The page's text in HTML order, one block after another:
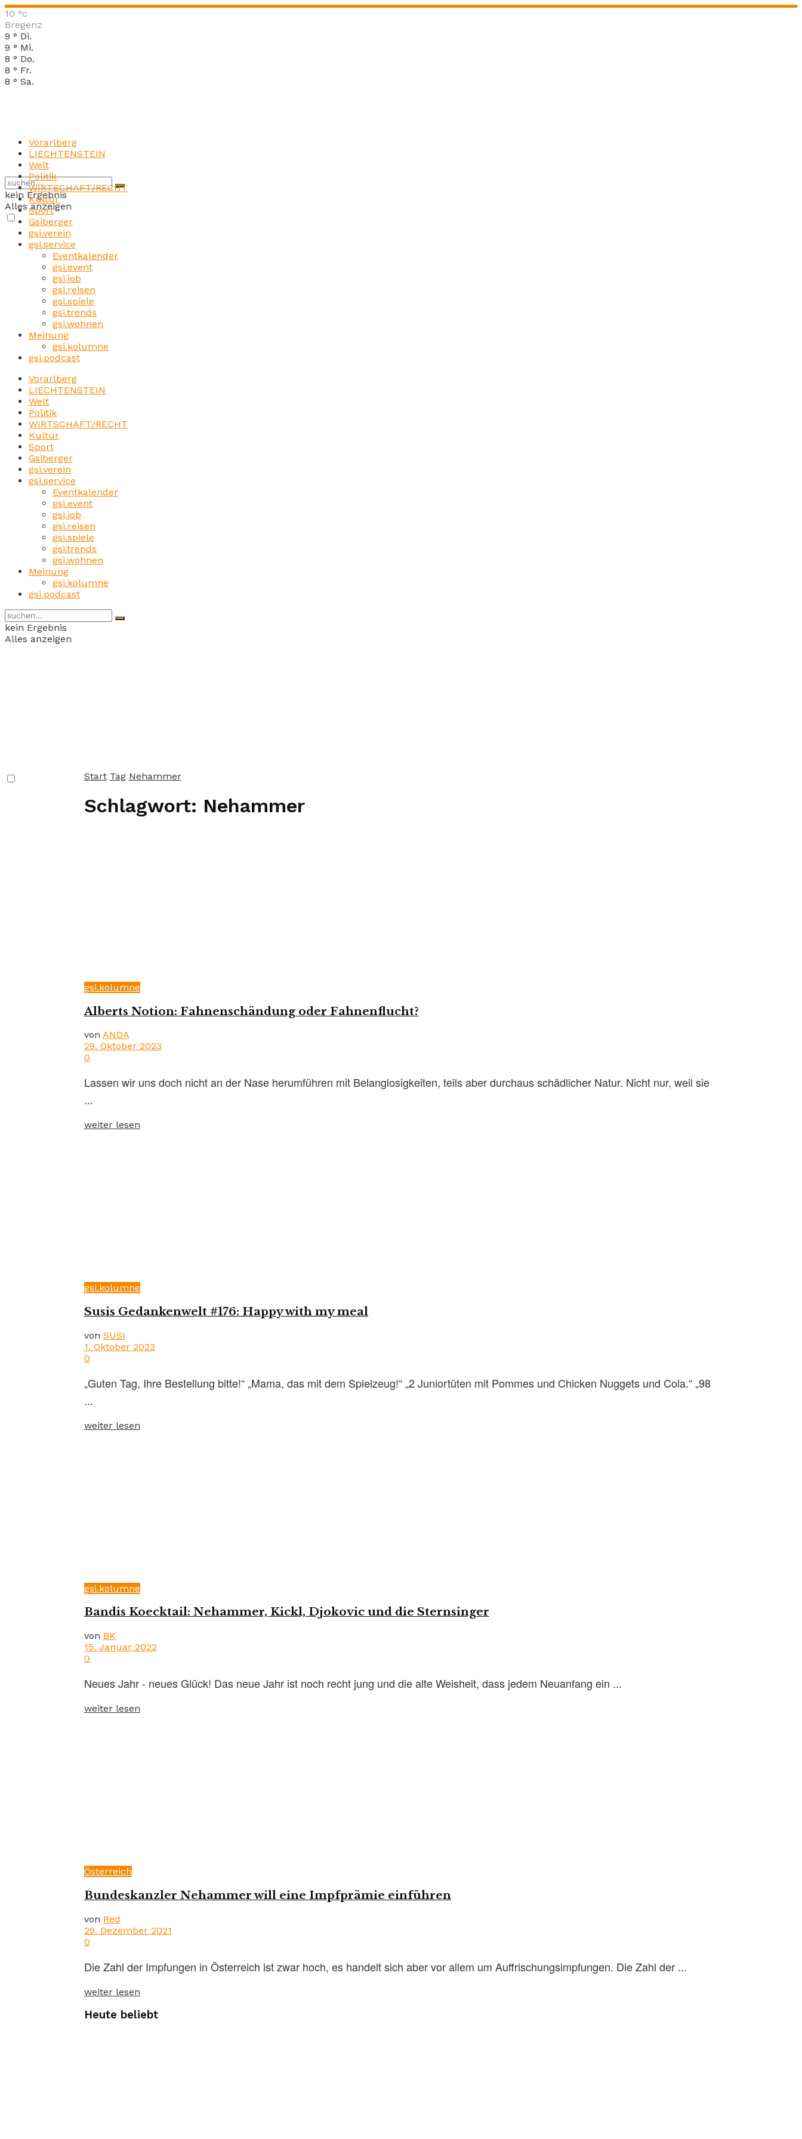
10 °c
Bregenz
9 ° Di.
9 ° Mi.
8 ° Do.
8 ° Fr.
8 ° Sa.
kein Ergebnis
Alles anzeigen
Vorarlberg
LIECHTENSTEIN
Welt
Politik
WIRTSCHAFT/RECHT
Kultur
Sport
Gsiberger
gsi.verein
gsi.service
Eventkalender
gsi.event
gsi.job
gsi.reisen
gsi.spiele
gsi.trends
gsi.wohnen
Meinung
gsi.kolumne
gsi.podcast
Vorarlberg
LIECHTENSTEIN
Welt
Politik
WIRTSCHAFT/RECHT
Kultur
Sport
Gsiberger
gsi.verein
gsi.service
Eventkalender
gsi.event
gsi.job
gsi.reisen
gsi.spiele
gsi.trends
gsi.wohnen
Meinung
gsi.kolumne
gsi.podcast
kein Ergebnis
Alles anzeigen
Start Tag Nehammer
Schlagwort: Nehammer
gsi.kolumne
Alberts Notion: Fahnenschändung oder Fahnenflucht?
von ANDA
29. Oktober 2023
0
Lassen wir uns doch nicht an der Nase herumführen mit Belanglosigkeiten, teils aber durchaus schädlicher Natur. Nicht nur, weil sie
...
weiter lesen
gsi.kolumne
Susis Gedankenwelt #176: Happy with my meal
von SUSI
1. Oktober 2023
0
„Guten Tag, Ihre Bestellung bitte!“ „Mama, das mit dem Spielzeug!“ „2 Juniortüten mit Pommes und Chicken Nuggets und Cola.“ „98
...
weiter lesen
gsi.kolumne
Bandis Koecktail: Nehammer, Kickl, Djokovic und die Sternsinger
von BK
15. Januar 2022
0
Neues Jahr - neues Glück! Das neue Jahr ist noch recht jung und die alte Weisheit, dass jedem Neuanfang ein ...
weiter lesen
Österreich
Bundeskanzler Nehammer will eine Impfprämie einführen
von Red
29. Dezember 2021
0
Die Zahl der Impfungen in Österreich ist zwar hoch, es handelt sich aber vor allem um Auffrischungsimpfungen. Die Zahl der ...
weiter lesen
Heute beliebt